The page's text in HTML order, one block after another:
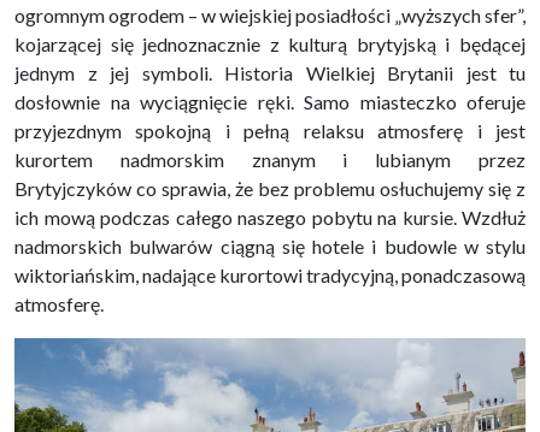
ogromnym ogrodem – w wiejskiej posiadłości „wyższych sfer”,
kojarzącej się jednoznacznie z kulturą brytyjską i będącej
jednym z jej symboli. Historia Wielkiej Brytanii jest tu
dosłownie na wyciągnięcie ręki. Samo miasteczko oferuje
przyjezdnym spokojną i pełną relaksu atmosferę i jest
kurortem nadmorskim znanym i lubianym przez
Brytyjczyków co sprawia, że bez problemu osłuchujemy się z
ich mową podczas całego naszego pobytu na kursie. Wzdłuż
nadmorskich bulwarów ciągną się hotele i budowle w stylu
wiktoriańskim, nadające kurortowi tradycyjną, ponadczasową
atmosferę.